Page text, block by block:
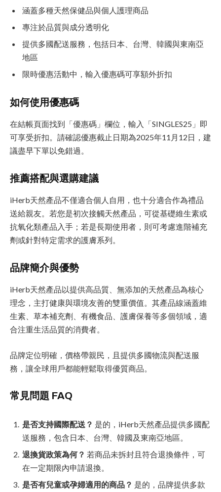
涵蓋多種天然保健品與個人護理商品
專注於品質與成分透明化
提供多國配送服務，包括日本、台灣、韓國與東南亞
地區
限時優惠活動中，輸入優惠碼可享額外折扣
如何使用優惠碼
在結帳頁面找到「優惠碼」欄位，輸入「SINGLES25」即
可享受折扣。請確認優惠截止日期為2025年11月12日，建
議盡早下單以免錯過。
推薦搭配與選購建議
iHerb天然產品不僅適合個人自用，也十分適合作為禮品
送給親友。若您是初次接觸天然產品，可從基礎維生素或
抗氧化類產品入手；若是長期使用者，則可考慮進階補充
劑或針對特定需求的護膚系列。
品牌簡介與優勢
iHerb天然產品以提供高品質、無添加的天然產品為核心
理念，主打健康與環境友善的雙重價值。其產品線涵蓋維
生素、草本補充劑、有機食品、護膚保養等多個領域，適
合注重生活品質的消費者。
品牌定位明確，價格帶親民，且提供多國物流與配送服
務，讓全球用戶都能輕鬆取得優質商品。
常見問題 FAQ
是否支持國際配送？ 是的，iHerb天然產品提供多國配
送服務，包含日本、台灣、韓國及東南亞地區。
退換貨政策為何？ 若商品未拆封且符合退換條件，可
在一定期限內申請退換。
是否有兒童或孕婦適用的商品？ 是的，品牌提供多款